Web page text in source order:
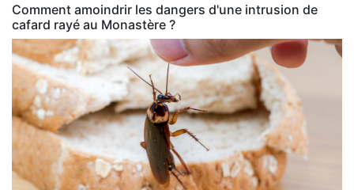
Comment amoindrir les dangers d'une intrusion de
cafard rayé au Monastère ?